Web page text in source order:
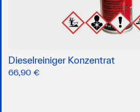
Dieselreiniger Konzentrat
66,90 €